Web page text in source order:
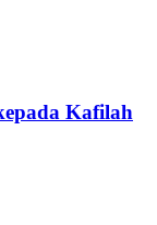
Kafilah